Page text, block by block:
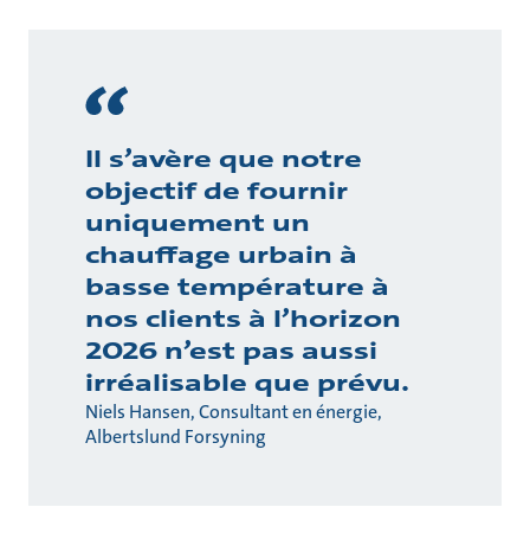
Il s’avère que notre
objectif de fournir
uniquement un
chauffage urbain à
basse température à
nos clients à l’horizon
2026 n’est pas aussi
irréalisable que prévu.
Niels Hansen, Consultant en énergie,
Albertslund Forsyning